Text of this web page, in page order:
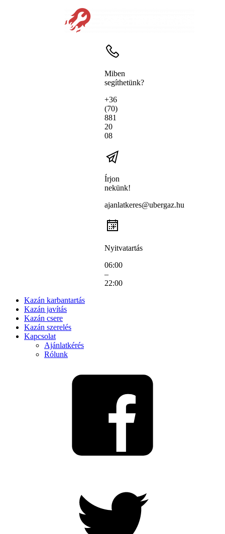
Miben
segíthetünk?
+36
(70)
881
20
08
Írjon
nekünk!
ajanlatkeres@ubergaz.hu
Nyitvatartás
06:00
–
22:00
Kazán karbantartás
Kazán javítás
Kazán csere
Kazán szerelés
Kapcsolat
Ajánlatkérés
Rólunk